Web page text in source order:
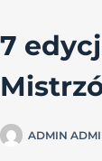
7
ADMIN